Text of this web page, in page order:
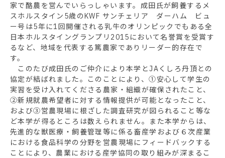
家で酪農を営んでいらっしゃいます。成田氏が飼養するメ
スホルスタイン5歳のKWF サンチェリア ダーハム ビュ
ー号は5年に1回開催される乳牛のオリンピックでもある全
日本ホルスタイングランプリ2015において名誉賞を受賞す
るなど、地域を代表する篤農家でありリーダー的存在で
す。
このたび成田氏のご仲介により本学とJAくしろ丹頂との
協定が結ばれました。このことにより、①安心して学生の
実習を受け入れてくださる農家・組織が確保されたこと、
②新規就農希望者に対する情報提供が可能となったこと、
および③営農現場に根ざした調査研究が図られること等な
ど本学が得るところは数えられません。また本学からは、
先進的な獣医療・飼養管理等に係る畜産学および６次産業
における食品科学の分野を営農現場にフィードバックする
ことにより、農業における産学協同の取り組みが深まるこ